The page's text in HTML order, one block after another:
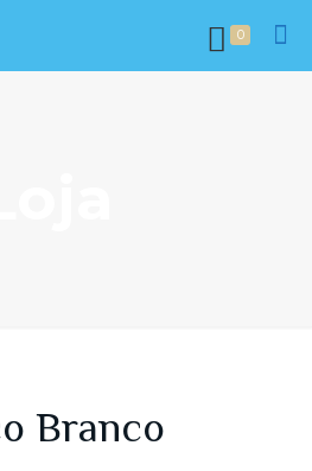
0
Branco